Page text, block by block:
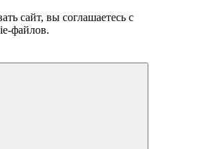
сайт, вы соглашаетесь с
файлов.